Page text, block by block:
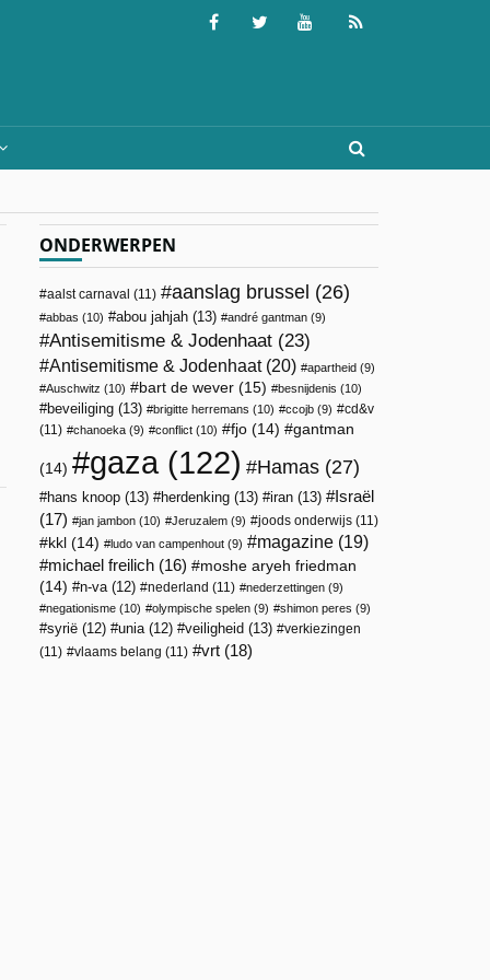
ONDERWERPEN
aalst carnaval (11) aanslag brussel (26)
abbas (10) abou jahjah (13) andré gantman (9)
Antisemitisme & Jodenhaat (23)
Antisemitisme & Jodenhaat(20) apartheid (9)
Auschwitz (10) bart de wever (15) besnijdenis (10)
beveiliging (13) brigitte herremans (10) ccojb (9)
cd&v
(11)
chanoeka (9) conflict (10) fjo (14) gantman
(14) gaza(122) Hamas (27)
hans knoop (13) herdenking (13) iran (13)
Israël
(17)
jan jambon (10) Jeruzalem (9) joods onderwijs (11)
kkl (14) ludo van campenhout (9) magazine (19)
michael freilich (16)
moshe aryeh friedman
(14)
n-va(12) nederland (11) nederzettingen (9)
negationisme (10) olympische spelen (9) shimon peres (9)
syrië (12) unia(12) veiligheid (13)
verkiezingen
(11)
vlaams belang (11) vrt (18)